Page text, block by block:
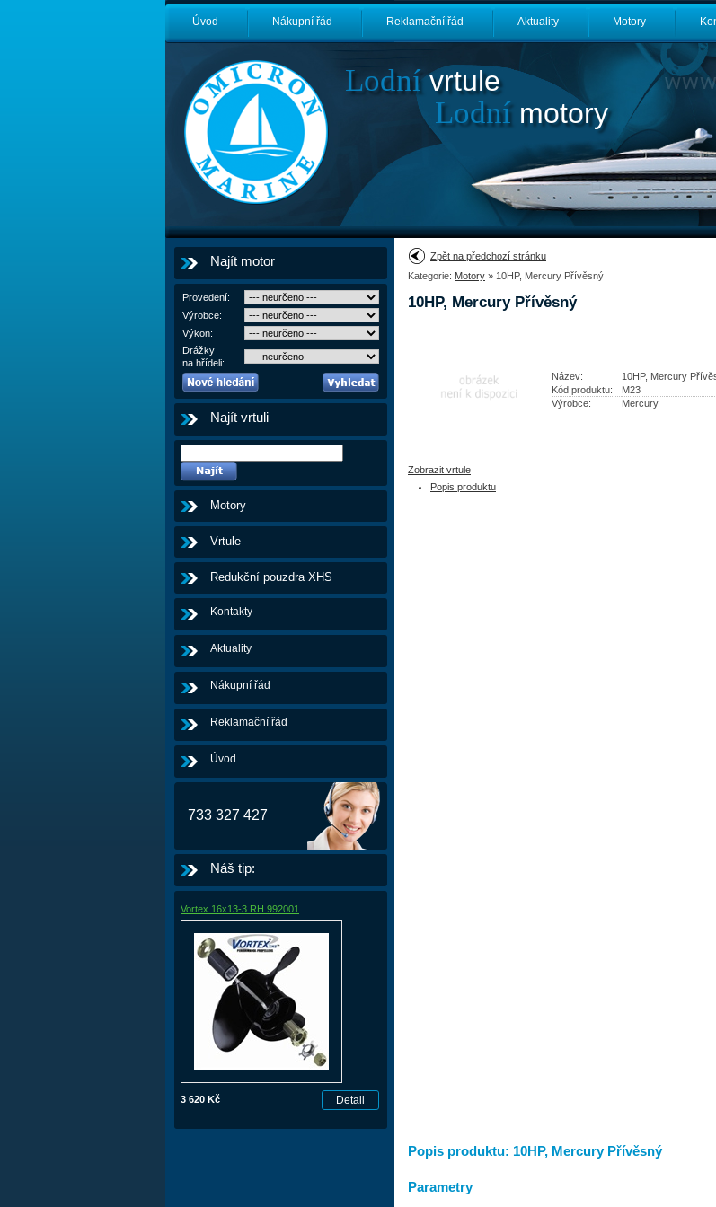
Úvod Nákupní řád Reklamační řád Aktuality Motory
Lodnívrtule
Lodnímotory
Najít motor
Provedení:
Výrobce:
Výkon:
Drážky
na hřídeli:
Najít vrtuli
Motory
Vrtule
Redukční pouzdra XHS
Kontakty
Aktuality
Nákupní řád
Reklamační řád
Úvod
733 327 427
Náš tip:
Vortex 16x13-3 RH 992001
3 620 Kč
Zpět na předchozí stránku
Kategorie: Motory » 10HP, Mercury Přívěsný
10HP, Mercury Přívěsný
Název:
10HP, Mercury
Kód produktu:
M23
Výrobce:
Mercury
Zobrazit vrtule
Popis produktu
Popis produktu: 10HP, Mercury Přívěsný
Parametry